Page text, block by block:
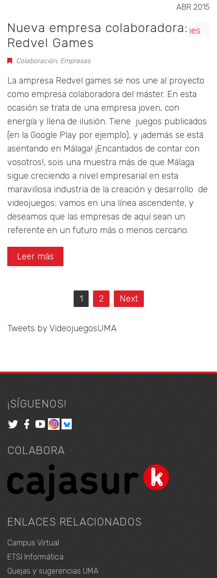
ABR 2015
Nueva empresa colaboradora:
Redvel Games
Colaboración, Empresas
La ampresa Redvel games se nos une al proyecto
como empresa colaboradora del máster. En esta
ocasión se trata de una empresa joven, con
energía y llena de ilusión. Tiene juegos publicados
(en la Google Play por ejemplo), y ¡además se está
asentando en Málaga! ¡Encantados de contar con
vosotros!, sois una muestra más de que Málaga
sigue creciendo a nivel empresarial en esta
maravillosa industria de la creación y desarrollo de
videojuegos; vamos en una línea ascendente, y
deseamos que las empresas de aquí sean un
referente en un futuro más o menos cercano.
Leer más
entradas
1 2 Next
Tweets by VideojuegosUMA
¡SÍGUENOS!
COLABORA
ENLACES RELACIONADOS
Campus Virtual
ETSI Informática
Quejas y sugerencias UMA